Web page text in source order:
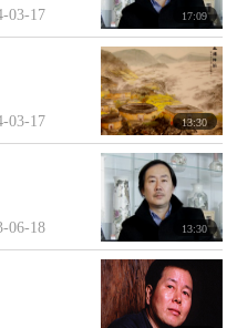
福建省龙岩市美术家协会主席
员。
03-17 17:09
03-17 13:30
06-18 13:30